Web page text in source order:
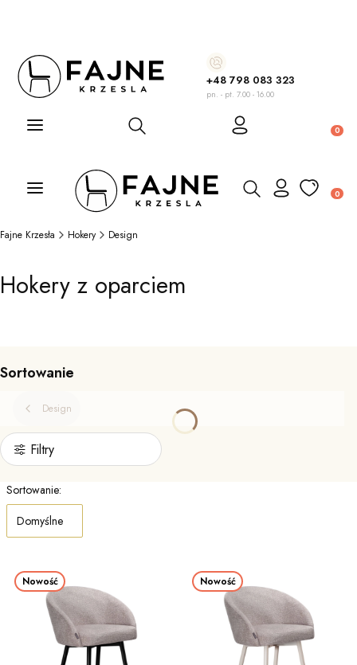
+48 798 083 323
pn. - pt. 7.00 - 16.00
Otwórz wyszukiwarkę
Otwórz wyszukiwarkę
Fajne Krzesła Hokery Design
Hokery z oparciem
Sortowanie
Design
Filtry
Lista produktów
Sortowanie:
Domyślne
Nowość Nowość